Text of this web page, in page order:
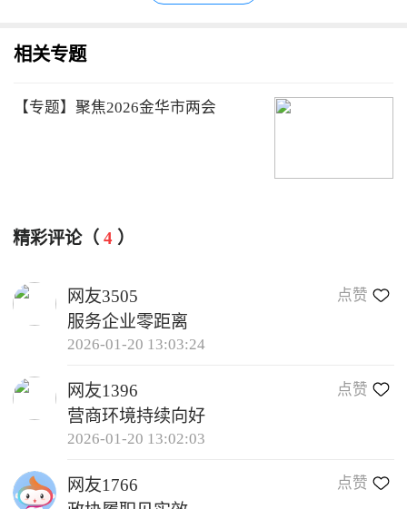
相关专题
【专题】聚焦2026金华市两会
精彩评论（4 ）
网友3505 点赞
服务企业零距离
2026-01-20 13:03:24
网友1396 点赞
营商环境持续向好
2026-01-20 13:02:03
网友1766 点赞